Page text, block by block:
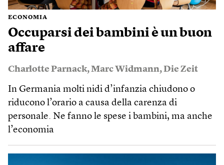
ECONOMIA
Occuparsi dei bambini è un buon
affare
Charlotte Parnack,Marc Widmann,Die Zeit
In Germania molti nidi d’infanzia chiudono o
riducono l’orario a causa della carenza di
personale. Ne fanno le spese i bambini, ma anche
l’economia